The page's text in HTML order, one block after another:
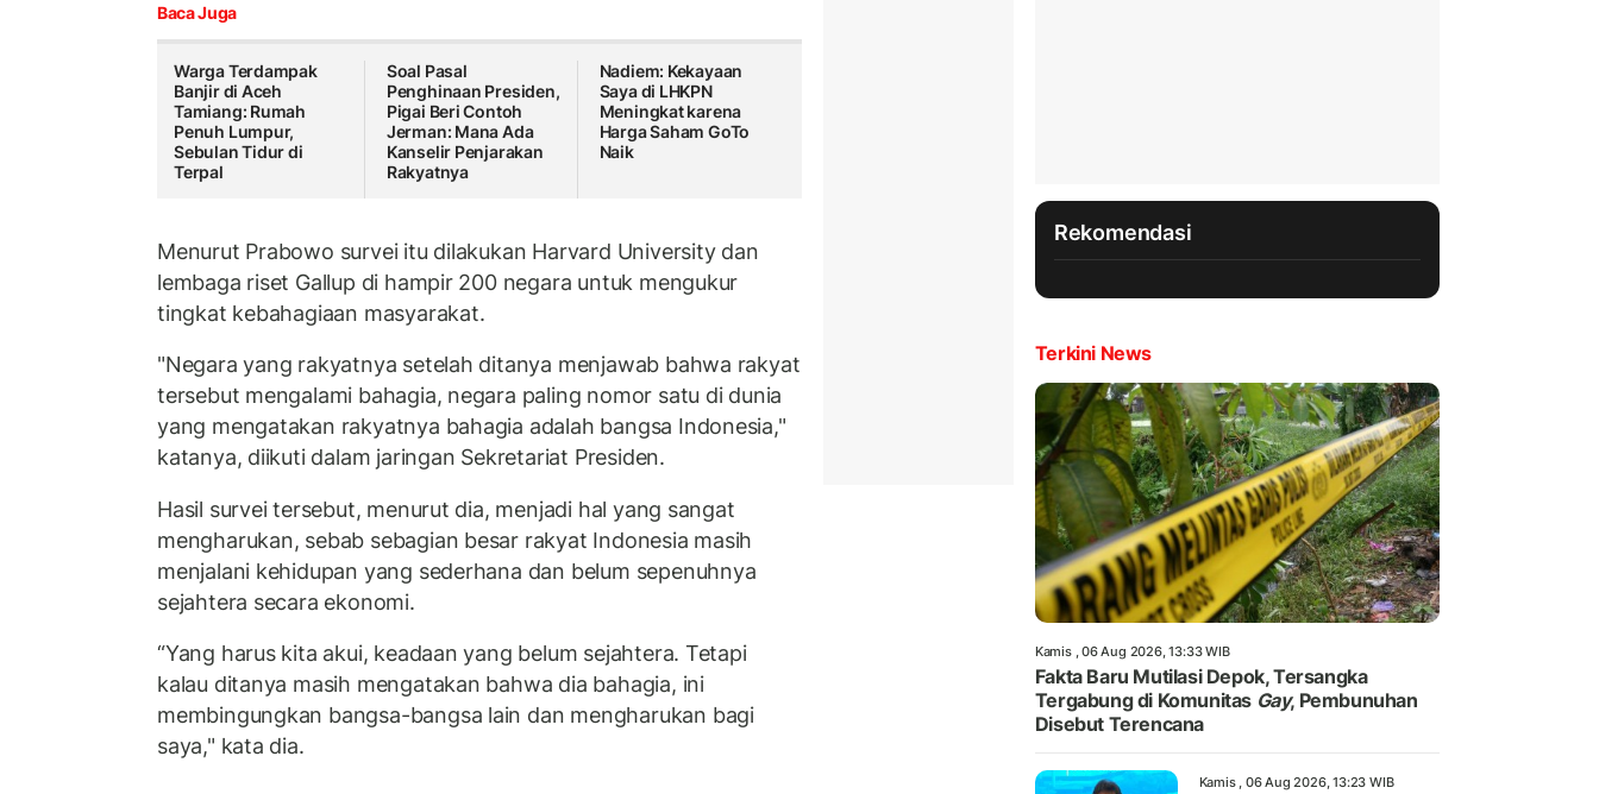
Baca Juga
Warga Terdampak
Banjir di Aceh
Tamiang: Rumah
Penuh Lumpur,
Sebulan Tidur di
Terpal
Soal Pasal
Penghinaan Presiden,
Pigai Beri Contoh
Jerman: Mana Ada
Kanselir Penjarakan
Rakyatnya
Nadiem: Kekayaan
Saya di LHKPN
Meningkat karena
Harga Saham GoTo
Naik
Menurut Prabowo survei itu dilakukan Harvard University dan
lembaga riset Gallup di hampir 200 negara untuk mengukur
tingkat kebahagiaan masyarakat.
"Negara yang rakyatnya setelah ditanya menjawab bahwa rakyat
tersebut mengalami bahagia, negara paling nomor satu di dunia
yang mengatakan rakyatnya bahagia adalah bangsa Indonesia,"
katanya, diikuti dalam jaringan Sekretariat Presiden.
Hasil survei tersebut, menurut dia, menjadi hal yang sangat
mengharukan, sebab sebagian besar rakyat Indonesia masih
menjalani kehidupan yang sederhana dan belum sepenuhnya
sejahtera secara ekonomi.
“Yang harus kita akui, keadaan yang belum sejahtera. Tetapi
kalau ditanya masih mengatakan bahwa dia bahagia, ini
membingungkan bangsa-bangsa lain dan mengharukan bagi
saya," kata dia.
Rekomendasi
Terkini News
Kamis , 06 Aug 2026, 13:33 WIB
Fakta Baru Mutilasi Depok, Tersangka
Tergabung di Komunitas Gay, Pembunuhan
Disebut Terencana
Kamis , 06 Aug 2026, 13:23 WIB